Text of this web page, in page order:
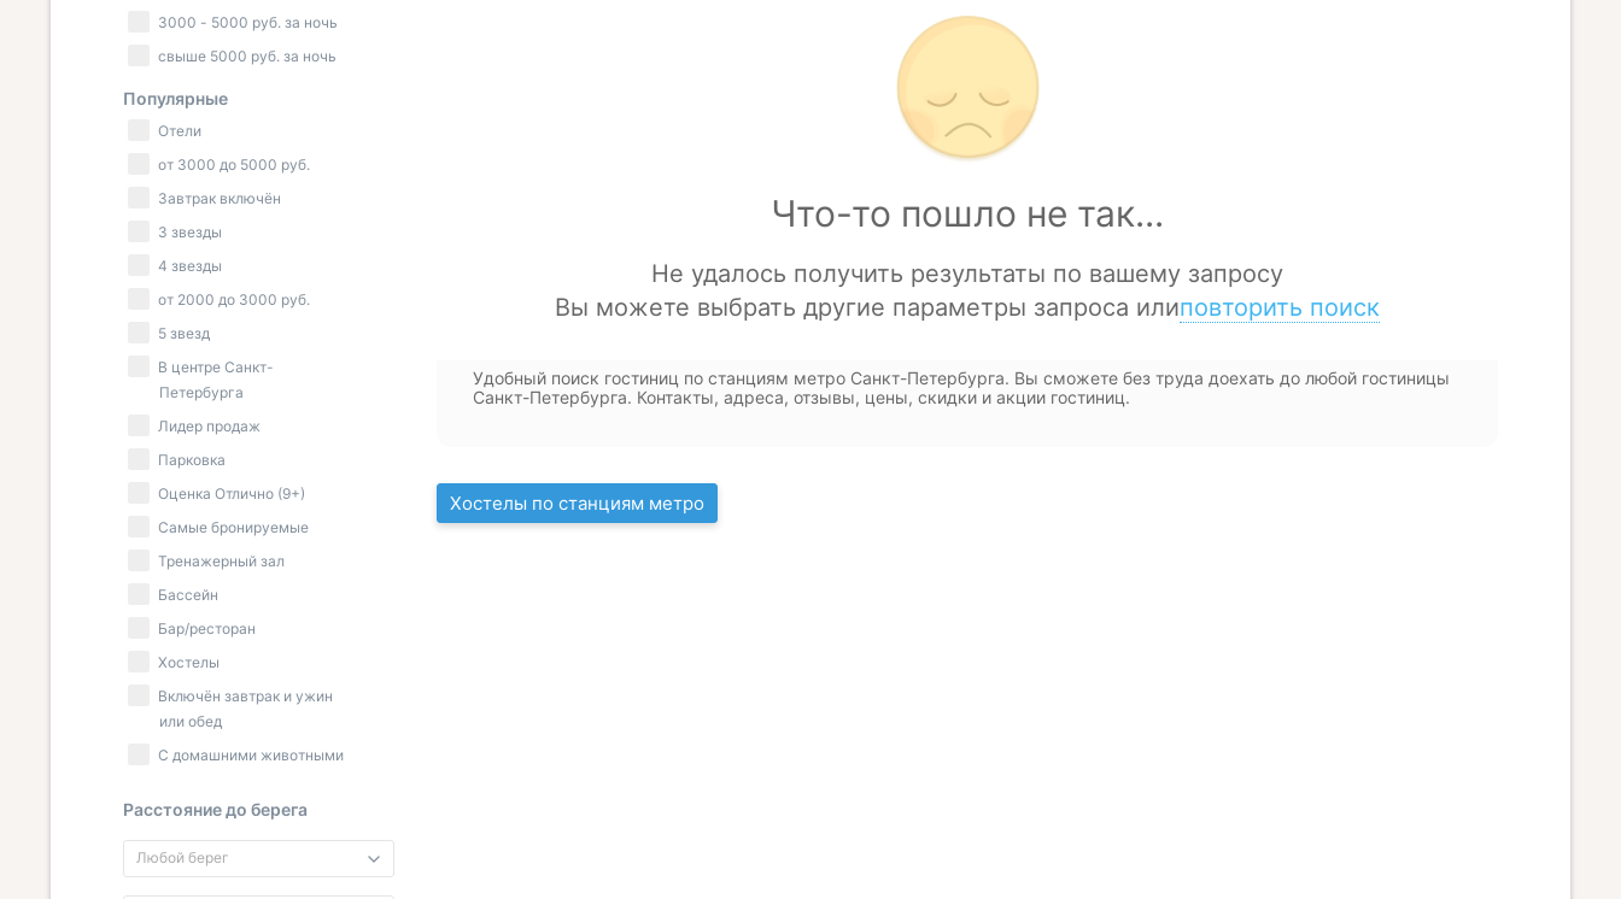
Удобный поиск гостиниц по станциям метро Санкт-Петербурга. Вы сможете без труда доехать до любой гостиницы
Санкт-Петербурга. Контакты, адреса, отзывы, цены, скидки и акции гостиниц.
Хостелы по станциям метро
3000 - 5000 руб. за ночь
свыше 5000 руб. за ночь
Популярные
Отели
от 3000 до 5000 руб.
Завтрак включён
3 звезды
4 звезды
от 2000 до 3000 руб.
5 звезд
В центре Санкт-
Петербурга
Лидер продаж
Парковка
Оценка Отлично (9+)
Самые бронируемые
Тренажерный зал
Бассейн
Бар/ресторан
Хостелы
Включён завтрак и ужин
или обед
С домашними животными
Расстояние до берега
Любой берег